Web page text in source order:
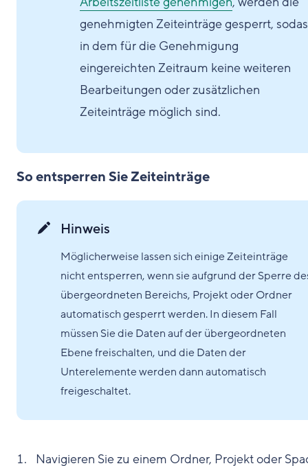
genehmigten Zeiteinträge gesperrt,
in dem für die Genehmigung
eingereichten Zeitraum keine weiteren
Bearbeitungen oder zusätzlichen
Zeiteinträge möglich sind.
So entsperren Sie Zeiteinträge
Hinweis
Möglicherweise lassen sich einige Zeiteinträge
nicht entsperren, wenn sie aufgrund der Sperre
übergeordneten Bereichs, Projekt oder Ordner
automatisch gesperrt werden. In diesem Fall
müssen Sie die Daten auf der übergeordneten
Ebene freischalten, und die Daten der
Unterelemente werden dann automatisch
freigeschaltet.
Navigieren Sie zu einem Ordner, Projekt oder